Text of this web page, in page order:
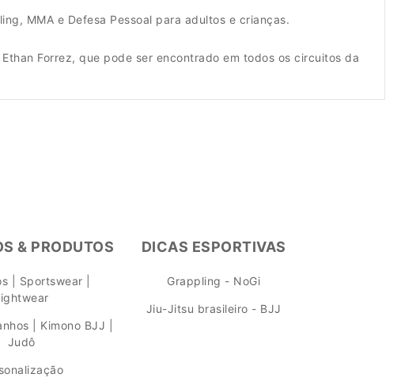
MMA e Defesa Pessoal para adultos e crianças.
Forrez, que pode ser encontrado em todos os circuitos da
& PRODUTOS
| Sportswear |
| Kimono BJJ |
Judô
DICAS ESPORTIVAS
Grappling - NoGi
Jiu-Jitsu brasileiro - BJJ